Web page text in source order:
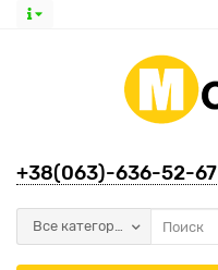
+38(063)-636-52-67
Все категории